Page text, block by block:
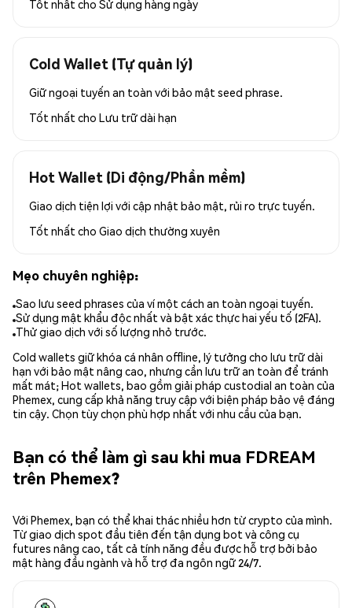
Tốt nhất cho Sử dụng hàng ngày
Cold Wallet (Tự quản lý)
Giữ ngoại tuyến an toàn với bảo mật seed phrase.
Tốt nhất cho Lưu trữ dài hạn
Hot Wallet (Di động/Phần mềm)
Giao dịch tiện lợi với cập nhật bảo mật, rủi ro trực tuyến.
Tốt nhất cho Giao dịch thường xuyên
Mẹo chuyên nghiệp:
Sao lưu seed phrases của ví một cách an toàn ngoại tuyến.
Sử dụng mật khẩu độc nhất và bật xác thực hai yếu tố (2FA).
Thử giao dịch với số lượng nhỏ trước.
Cold wallets giữ khóa cá nhân offline, lý tưởng cho lưu trữ dài
hạn với bảo mật nâng cao, nhưng cần lưu trữ an toàn để tránh
mất mát; Hot wallets, bao gồm giải pháp custodial an toàn của
Phemex, cung cấp khả năng truy cập với biện pháp bảo vệ đáng
tin cậy. Chọn tùy chọn phù hợp nhất với nhu cầu của bạn.
Bạn có thể làm gì sau khi mua FDREAM
trên Phemex?
Với Phemex, bạn có thể khai thác nhiều hơn từ crypto của mình.
Từ giao dịch spot đầu tiên đến tận dụng bot và công cụ
futures nâng cao, tất cả tính năng đều được hỗ trợ bởi bảo
mật hàng đầu ngành và hỗ trợ đa ngôn ngữ 24/7.